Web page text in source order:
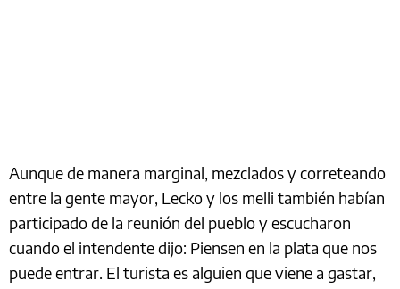
Aunque de manera marginal, mezclados y correteando
entre la gente mayor, Lecko y los melli también habían
participado de la reunión del pueblo y escucharon
cuando el intendente dijo: Piensen en la plata que nos
puede entrar. El turista es alguien que viene a gastar,